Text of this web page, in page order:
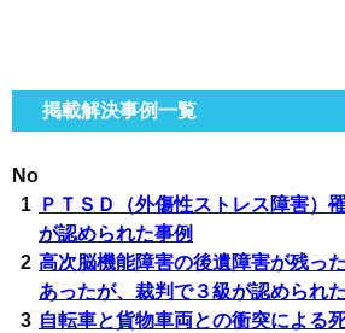
掲載解決事例一覧
No
1
ＰＴＳＤ（外傷性ストレス障害）
が認められた事例
2 高次脳機能障害の後遺障害が残っ
あったが、裁判で３級が認められ
3 自転車と貨物車両との衝突による